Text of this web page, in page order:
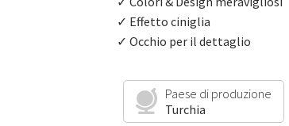
✓ Effetto ciniglia
✓ Occhio per il dettaglio
Paese di produzione
Turchia